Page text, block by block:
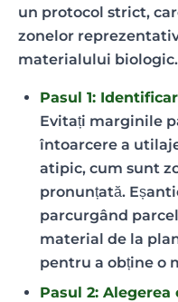
un protocol strict,
zonelor
materialului biologic.
Pasul 1:
Evitați marginile
întoarcere a
atipic, cum sunt
pronunțată.
parcurgând
material de la
pentru a obține o
Pasul 2: